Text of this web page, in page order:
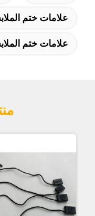
علامات ختم
علامات ختم